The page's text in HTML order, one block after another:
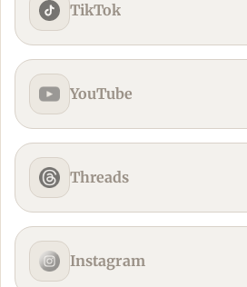
TikTok
YouTube
Threads
Instagram